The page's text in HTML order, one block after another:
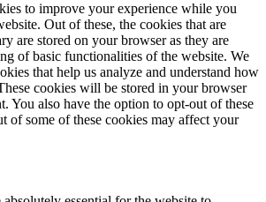
to improve your experience while you
Out of these, the cookies that are
are stored on your browser as they are
of basic functionalities of the website. We
that help us analyze and understand how
cookies will be stored in your browser
You also have the option to opt-out of these
of some of these cookies may affect your